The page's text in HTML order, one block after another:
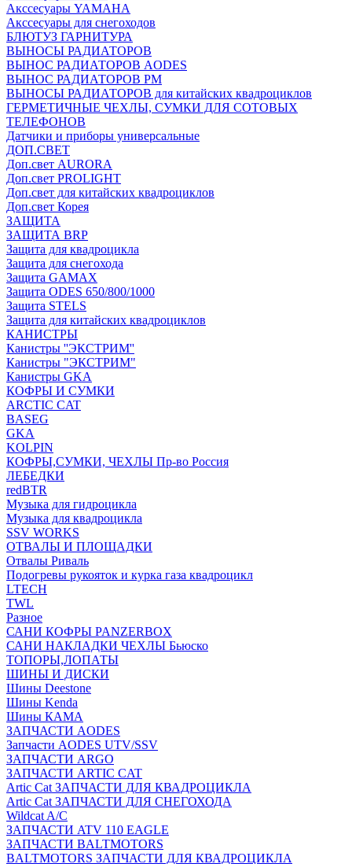
Акссесуары YAMAHA
Акссесуары для снегоходов
БЛЮТУЗ ГАРНИТУРА
ВЫНОСЫ РАДИАТОРОВ
ВЫНОС РАДИАТОРОВ AODES
ВЫНОС РАДИАТОРОВ РМ
ВЫНОСЫ РАДИАТОРОВ для китайских квадроциклов
ГЕРМЕТИЧНЫЕ ЧЕХЛЫ, СУМКИ ДЛЯ СОТОВЫХ
ТЕЛЕФОНОВ
Датчики и приборы универсальные
ДОП.СВЕТ
Доп.свет AURORA
Доп.свет PROLIGHT
Доп.свет для китайских квадроциклов
Доп.свет Корея
ЗАЩИТА
ЗАЩИТА BRP
Защита для квадроцикла
Защита для снегохода
Защита GAMAX
Защита ODES 650/800/1000
Защита STELS
Защита для китайских квадроциклов
КАНИСТРЫ
Канистры ''ЭКСТРИМ''
Канистры "ЭКСТРИМ"
Канистры GKA
КОФРЫ И СУМКИ
ARCTIC CAT
BASEG
GKA
KOLPIN
КОФРЫ,СУМКИ, ЧЕХЛЫ Пр-во Россия
ЛЕБЕДКИ
redBTR
Музыка для гидроцикла
Музыка для квадроцикла
SSV WORKS
ОТВАЛЫ И ПЛОЩАДКИ
Отвалы Риваль
Подогревы рукояток и курка газа квадроцикл
LTECH
TWL
Разное
САНИ КОФРЫ PANZERBOX
САНИ НАКЛАДКИ ЧЕХЛЫ Бьюско
ТОПОРЫ,ЛОПАТЫ
ШИНЫ И ДИСКИ
Шины Deestone
Шины Kenda
Шины КАМА
ЗАПЧАСТИ AODES
Запчасти AODES UTV/SSV
ЗАПЧАСТИ ARGO
ЗАПЧАСТИ ARTIC CAT
Artic Cat ЗАПЧАСТИ ДЛЯ КВАДРОЦИКЛА
Artic Cat ЗАПЧАСТИ ДЛЯ СНЕГОХОДА
Wildcat A/C
ЗАПЧАСТИ ATV 110 EAGLE
ЗАПЧАСТИ BALTMOTORS
BALTMOTORS ЗАПЧАСТИ ДЛЯ КВАДРОЦИКЛА